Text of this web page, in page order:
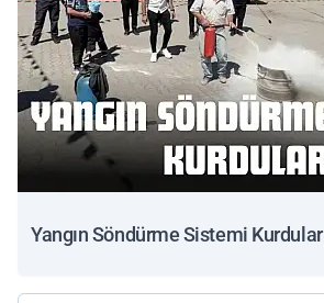
Yangın Söndürme Sistemi Kurdular